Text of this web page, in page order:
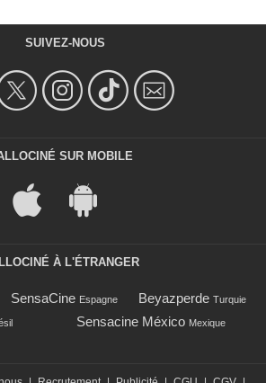
SUIVEZ-NOUS
SUR MOBILE
À L'ÉTRANGER
SensaCine Espagne Beyazperde Turquie
Sensacine México Mexique